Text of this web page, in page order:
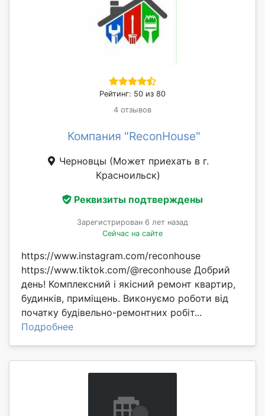
Рейтинг: 50 из 80
4 отзывов
Компания "ReconHouse"
Черновцы (Может приехать в г.
Красноильск)
Реквизиты подтверждены
Зарегистрирован 6 лет назад
Сейчас на сайте
https://www.instagram.com/reconhouse
https://www.tiktok.com/@reconhouse Добрий
день! Комплексний і якісний ремонт квартир,
будинків, приміщень. Виконуємо роботи від
початку будівельно-ремонтних робіт...
Подробнее